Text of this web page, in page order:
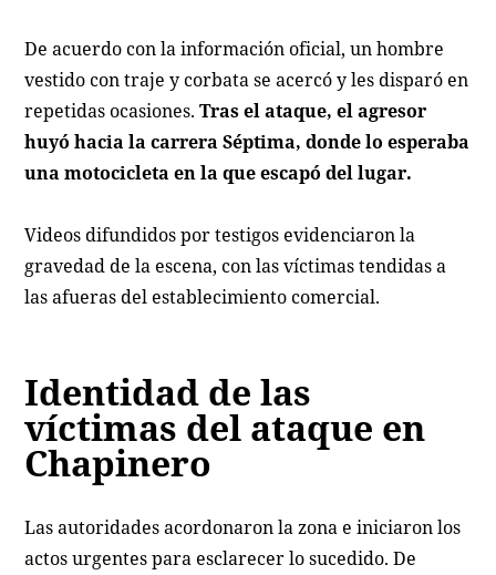
De acuerdo con la información oficial, un hombre
vestido con traje y corbata se acercó y les disparó en
repetidas ocasiones.Tras el ataque, el agresor
huyó hacia la carrera Séptima, donde lo esperaba
una motocicleta en la que escapó del lugar.
Videos difundidos por testigos evidenciaron la
gravedad de la escena, con las víctimas tendidas a
las afueras del establecimiento comercial.
Identidad de las
víctimas del ataque en
Chapinero
Las autoridades acordonaron la zona e iniciaron los
actos urgentes para esclarecer lo sucedido. De